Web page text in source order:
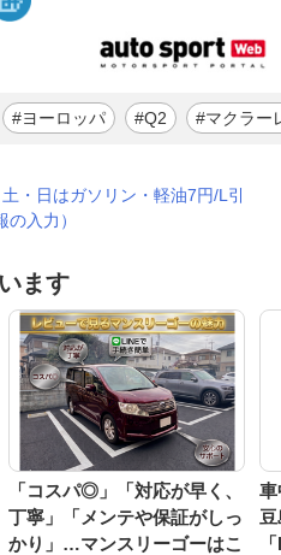
#ヨーロッパ #Q2 #マクラー
・日はガソリン・軽油7円/L引
入力）
ます
「コスパ◎」「対応が早く、
丁寧」「メンテや保証がしっ
かり」…マンスリーゴーはこ
車